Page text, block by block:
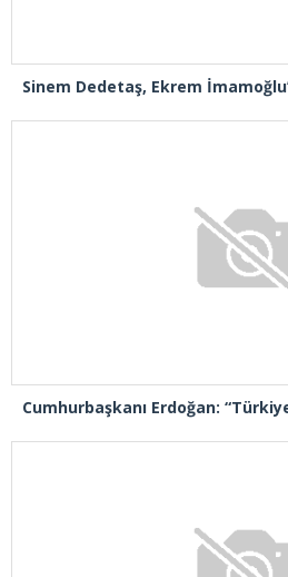
Sinem Dedetaş, Ekrem